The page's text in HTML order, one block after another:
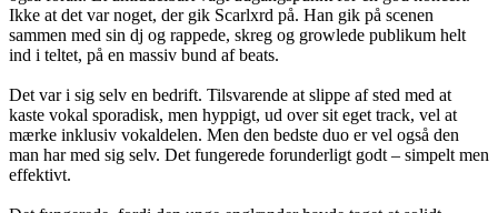
Ikke at det var noget, der gik Scarlxrd på. Han gik på scenen
sammen med sin dj og rappede, skreg og growlede publikum helt
ind i teltet, på en massiv bund af beats.
Det var i sig selv en bedrift. Tilsvarende at slippe af sted med at
kaste vokal sporadisk, men hyppigt, ud over sit eget track, vel at
mærke inklusiv vokaldelen. Men den bedste duo er vel også den
man har med sig selv. Det fungerede forunderligt godt – simpelt men
effektivt.